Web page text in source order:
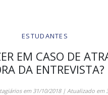
ESTUDANTES
EM CASO DE
DA ENTREVISTA?
em31/10/2018| Atualizado em